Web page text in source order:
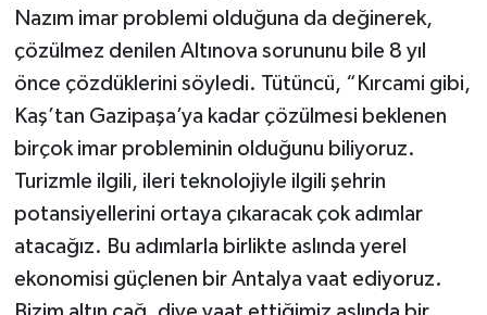
Nazım imar problemi olduğuna da değinerek,
çözülmez denilen Altınova sorununu bile 8 yıl
önce çözdüklerini söyledi. Tütüncü, “Kırcami gibi,
Kaş’tan Gazipaşa’ya kadar çözülmesi beklenen
birçok imar probleminin olduğunu biliyoruz.
Turizmle ilgili, ileri teknolojiyle ilgili şehrin
potansiyellerini ortaya çıkaracak çok adımlar
atacağız. Bu adımlarla birlikte aslında yerel
ekonomisi güçlenen bir Antalya vaat ediyoruz.